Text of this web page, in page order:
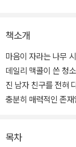
책소개
마음이 자라는 나무
데일리 맥콜이 쓴 청
진 남자 친구를 전혀
충분히 매력적인 존
부모님의 바람대로
목차